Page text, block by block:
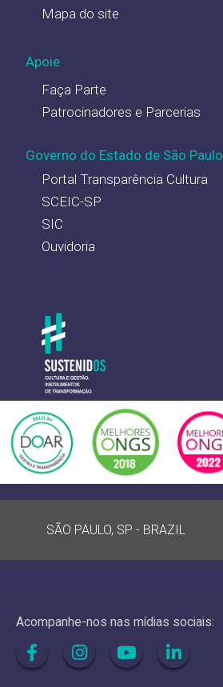
Mapa do site
Apoie
Faça Parte
Patrocinadores e Parcerias
Governo do Estado de São Paulo
Portal Transparência Cultura
SCEIC-SP
SIC
Ouvidoria
SÃO PAULO, SP - BRAZIL
Acompanhe-nos nas mídias sociais: